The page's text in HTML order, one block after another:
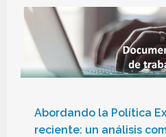
Abordando la Política
reciente: un análisis